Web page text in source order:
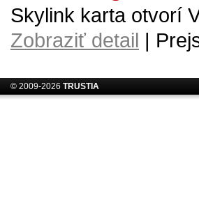
Skylink karta otvorí
Zobraziť detail |
© 2009-2026 TRUSTIA